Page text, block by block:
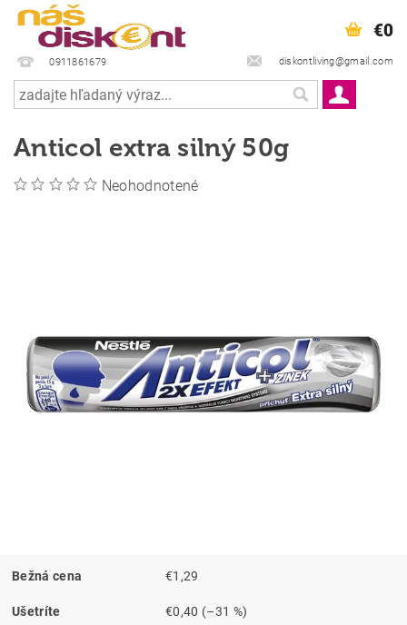
0911861679 diskontliving@gmail.com
€0
Anticol extra silný 50g
Neohodnotené
Bežná cena €1,29
Ušetríte €0,40 (–31 %)